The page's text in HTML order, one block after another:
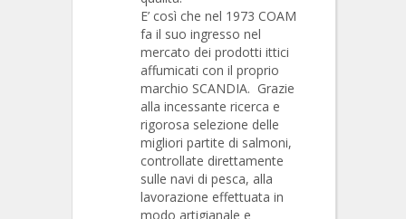
E’ così che nel 1973 COAM
fa il suo ingresso nel
mercato dei prodotti ittici
affumicati con il proprio
marchio SCANDIA. Grazie
alla incessante ricerca e
rigorosa selezione delle
migliori partite di salmoni,
controllate direttamente
sulle navi di pesca, alla
lavorazione effettuata in
modo artigianale e